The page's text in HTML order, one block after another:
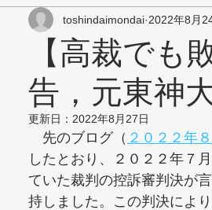
【高裁でも
告，元東神
toshindaimondai 2022年8月
更新日： 2022年8月27日
先のブログ（ ２０２２年
したとおり、２０２２年７
ていた裁判の控訴審判決が
持しました。この判決によ